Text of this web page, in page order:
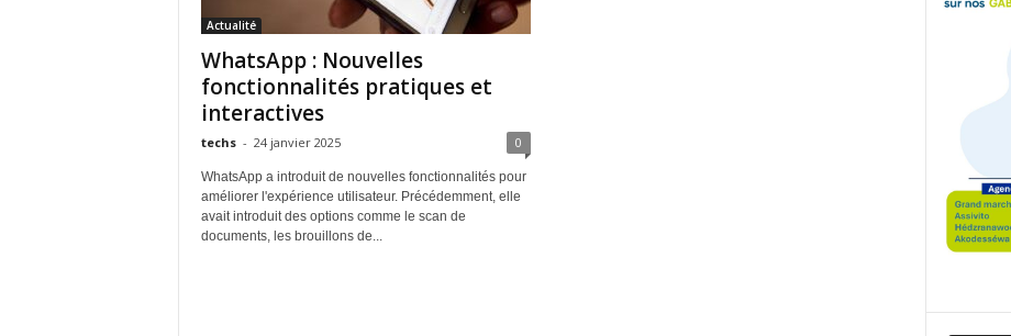
Actualité
WhatsApp : Nouvelles
fonctionnalités pratiques et
interactives
techs - 24 janvier 2025 0
WhatsApp a introduit de nouvelles fonctionnalités pour
améliorer l'expérience utilisateur. Précédemment, elle
avait introduit des options comme le scan de
documents, les brouillons de...